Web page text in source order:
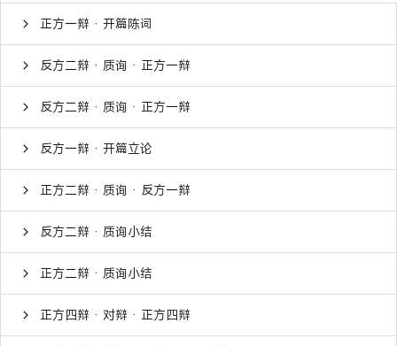
正方一辩 · 开篇陈词
反方二辩 · 质询 · 正方一辩
反方二辩 · 质询 · 正方一辩
反方一辩 · 开篇立论
正方二辩 · 质询 · 反方一辩
反方二辩 · 质询小结
正方二辩 · 质询小结
正方四辩 · 对辩 · 正方四辩